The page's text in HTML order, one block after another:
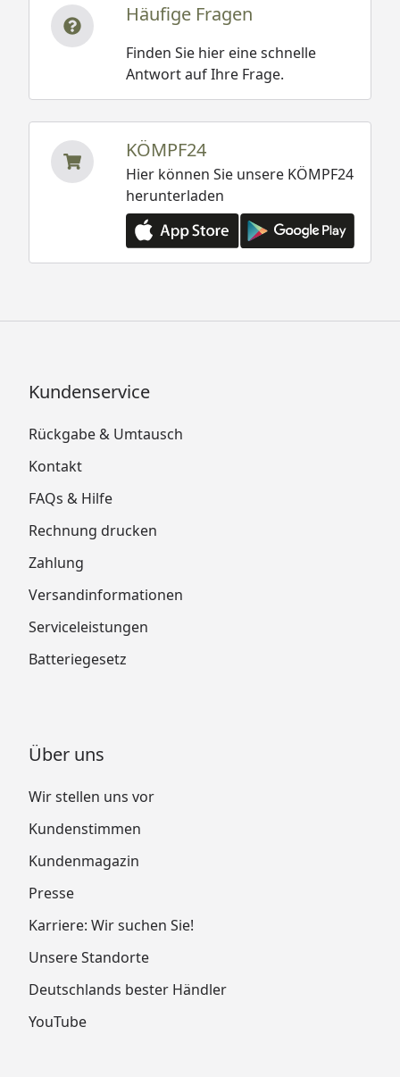
Häufige Fragen
Finden Sie hier eine schnelle
Antwort auf Ihre Frage.
KÖMPF24
Hier können Sie unsere KÖMPF24
herunterladen
Kundenservice
Rückgabe & Umtausch
Kontakt
FAQs & Hilfe
Rechnung drucken
Zahlung
Versandinformationen
Serviceleistungen
Batteriegesetz
Über uns
Wir stellen uns vor
Kundenstimmen
Kundenmagazin
Presse
Karriere: Wir suchen Sie!
Unsere Standorte
Deutschlands bester Händler
YouTube